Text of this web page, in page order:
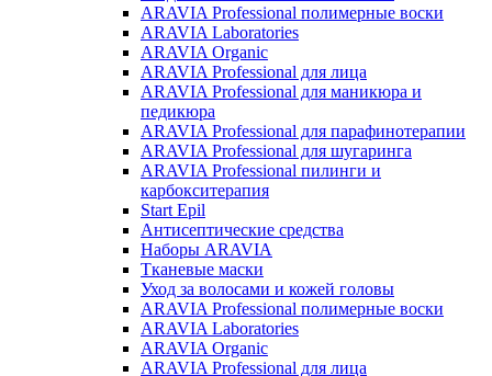
ARAVIA Professional полимерные воски
ARAVIA Laboratories
ARAVIA Organic
ARAVIA Professional для лица
ARAVIA Professional для маникюра и
педикюра
ARAVIA Professional для парафинотерапии
ARAVIA Professional для шугаринга
ARAVIA Professional пилинги и
карбокситерапия
Start Epil
Антисептические средства
Наборы ARAVIA
Тканевые маски
Уход за волосами и кожей головы
ARAVIA Professional полимерные воски
ARAVIA Laboratories
ARAVIA Organic
ARAVIA Professional для лица